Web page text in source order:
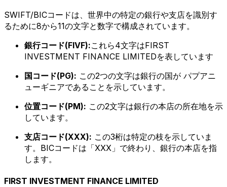
SWIFT/BICコードは、世界中の特定の銀行や支店を識別す
るために8から11の文字と数字で構成されています。
銀行コード(FIVF):これら4文字はFIRST
INVESTMENT FINANCE LIMITEDを表しています
国コード(PG): この2つの文字は銀行の国が パプアニ
ューギニアであることを示しています。
位置コード(PM): この2文字は銀行の本店の所在地を示
しています。
支店コード(XXX): この3桁は特定の枝を示していま
す。BICコードは「XXX」で終わり、銀行の本店を指
します。
FIRST INVESTMENT FINANCE LIMITED